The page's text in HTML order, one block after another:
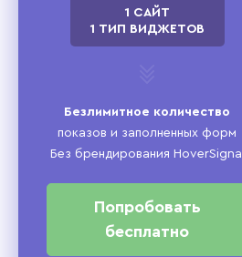
1 САЙТ
1 ТИП ВИДЖЕТОВ
Безлимитное количество
показов и заполненных форм
Без брендирования HoverSignal
Попробовать
бесплатно